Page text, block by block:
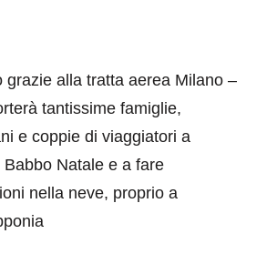
grazie alla tratta aerea Milano –
tantissime famiglie,
e coppie di viaggiatori a
Natale e a fare
nella neve, proprio a